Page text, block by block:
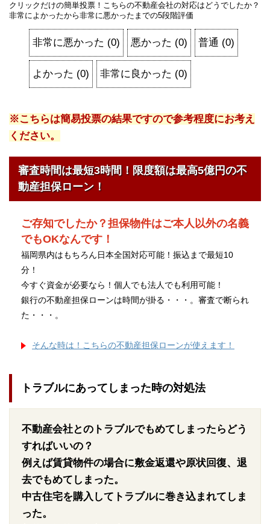
クリックだけの簡単投票！こちらの不動産会社の対応はどうでしたか？
非常によかったから非常に悪かったまでの5段階評価
非常に悪かった (0) 悪かった (0) 普通 (0)
よかった (0) 非常に良かった (0)
※こちらは簡易投票の結果ですので参考程度にお考え
ください。
審査時間は最短3時間！限度額は最高5億円の不
動産担保ローン！
ご存知でしたか？担保物件はご本人以外の名義
でもOKなんです！
福岡県内はもちろん日本全国対応可能！振込まで最短10
分！
今すぐ資金が必要なら！個人でも法人でも利用可能！
銀行の不動産担保ローンは時間が掛る・・・。審査で断られ
た・・・。
そんな時は！こちらの不動産担保ローンが使えます！
トラブルにあってしまった時の対処法
不動産会社とのトラブルでもめてしまったらどう
すればいいの？
例えば賃貸物件の場合に敷金返還や原状回復、退
去でもめてしまった。
中古住宅を購入してトラブルに巻き込まれてしま
った。